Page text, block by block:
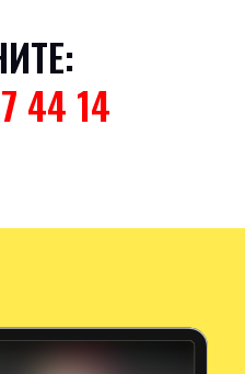
44 14